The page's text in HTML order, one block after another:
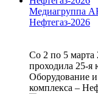
Медиагруппа
Нефтегаз-2026
Со 2 по 5
проходила 25-я
Оборудование и
комплекса –